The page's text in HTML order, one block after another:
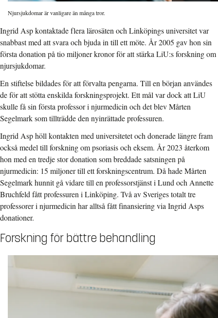
Njursjukdomar är vanligare än många tror.
Ingrid Asp kontaktade flera lärosäten och Linköpings universitet var
snabbast med att svara och bjuda in till ett möte. År 2005 gav hon sin
första donation på tio miljoner kronor för att stärka LiU:s forskning om
njursjukdomar.
En stiftelse bildades för att förvalta pengarna. Till en början användes
de för att stötta enskilda forskningsprojekt. Ett mål var dock att LiU
skulle få sin första professor i njurmedicin och det blev Mårten
Segelmark som tillträdde den nyinrättade professuren.
Ingrid Asp höll kontakten med universitetet och donerade längre fram
också medel till forskning om psoriasis och eksem. År 2023 återkom
hon med en tredje stor donation som breddade satsningen på
njurmedicin: 15 miljoner till ett forskningscentrum. Då hade Mårten
Segelmark hunnit gå vidare till en professorstjänst i Lund och Annette
Bruchfeld fått professuren i Linköping. Två av Sveriges totalt tre
professorer i njurmedicin har alltså fått finansiering via Ingrid Asps
donationer.
Forskning för bättre behandling